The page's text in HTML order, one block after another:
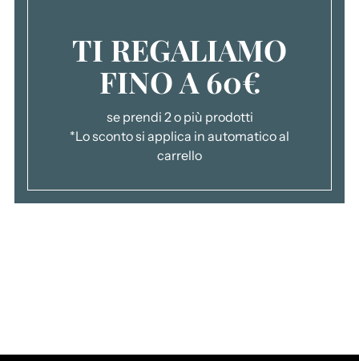
TI REGALIAMO
FINO A 60€
se prendi 2 o più prodotti
*Lo sconto si applica in automatico al
carrello